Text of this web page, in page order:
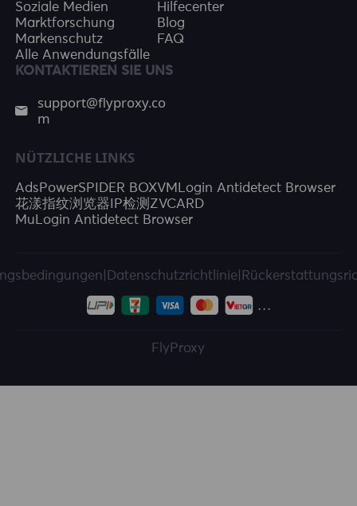
Soziale Medien
Marktforschung
Markenschutz
Alle Anwendungsfälle
Hilfecenter
Blog
FAQ
KONTAKTIEREN SIE UNS
support@flyproxy.co
m
NÜTZLICHE LINKS
AdsPowerSPIDER BOXVMLogin Antidetect Browser
花漾指纹浏览器 IP检测 ZVCARD
MuLogin Antidetect Browser
FlyProxy
Datenschutzrichtlinie|